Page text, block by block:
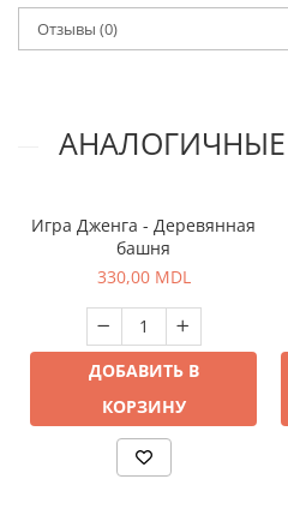
Отзывы (0)
Игра Дженга - Деревянная
башня
330,00 MDL
ДОБАВИТЬ В
КОРЗИНУ